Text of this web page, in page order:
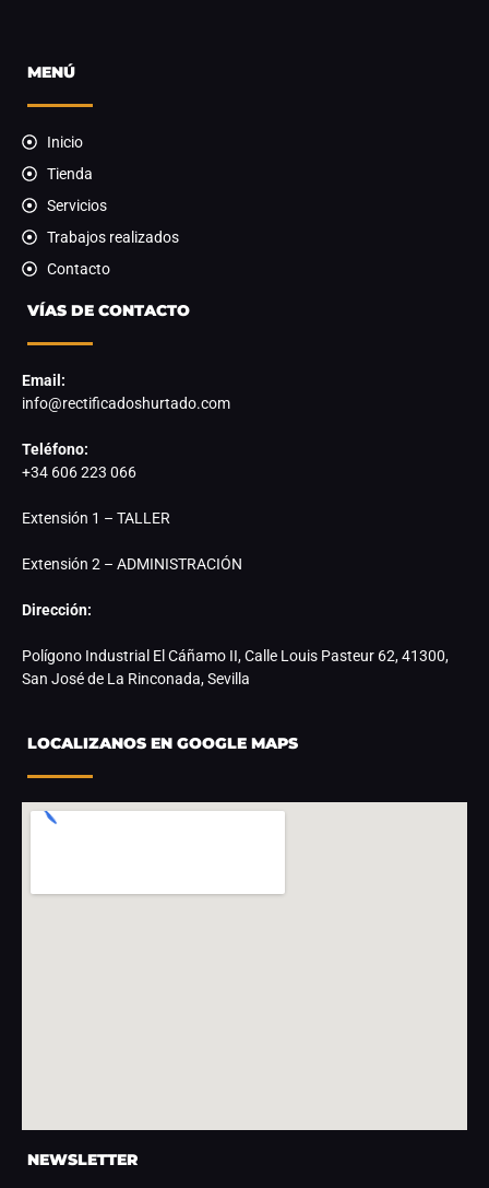
MENÚ
Inicio
Tienda
Servicios
Trabajos realizados
Contacto
VÍAS DE CONTACTO
Email:
info@rectificadoshurtado.com
Teléfono:
+34 606 223 066
Extensión 1 – TALLER
Extensión 2 – ADMINISTRACIÓN
Dirección:
Polígono Industrial El Cáñamo II, Calle Louis Pasteur 62, 41300,
San José de La Rinconada, Sevilla
LOCALIZANOS EN GOOGLE MAPS
NEWSLETTER